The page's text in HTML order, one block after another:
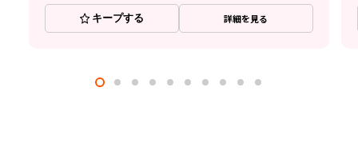
キープする 詳細を見る